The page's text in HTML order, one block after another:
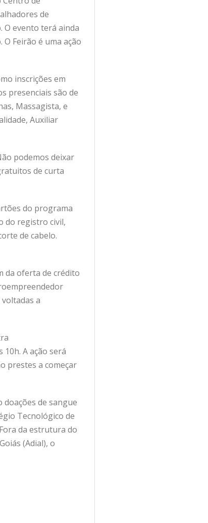
de
evento terá ainda
Feirão é uma ação
inscrições em
presenciais são de
Massagista, e
Auxiliar
podemos deixar
de curta
do programa
do registro civil,
de cabelo.
da oferta de crédito
a
A ação será
prestes a começar
doações de sangue
Tecnológico de
da estrutura do
(Adial), o